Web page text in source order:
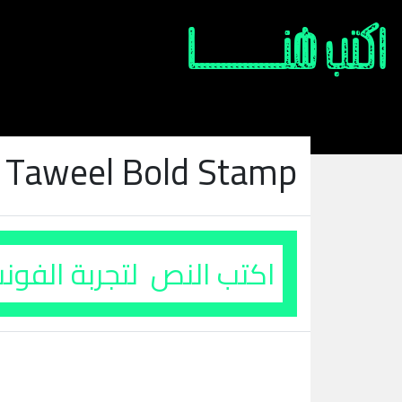
Bold Stamp